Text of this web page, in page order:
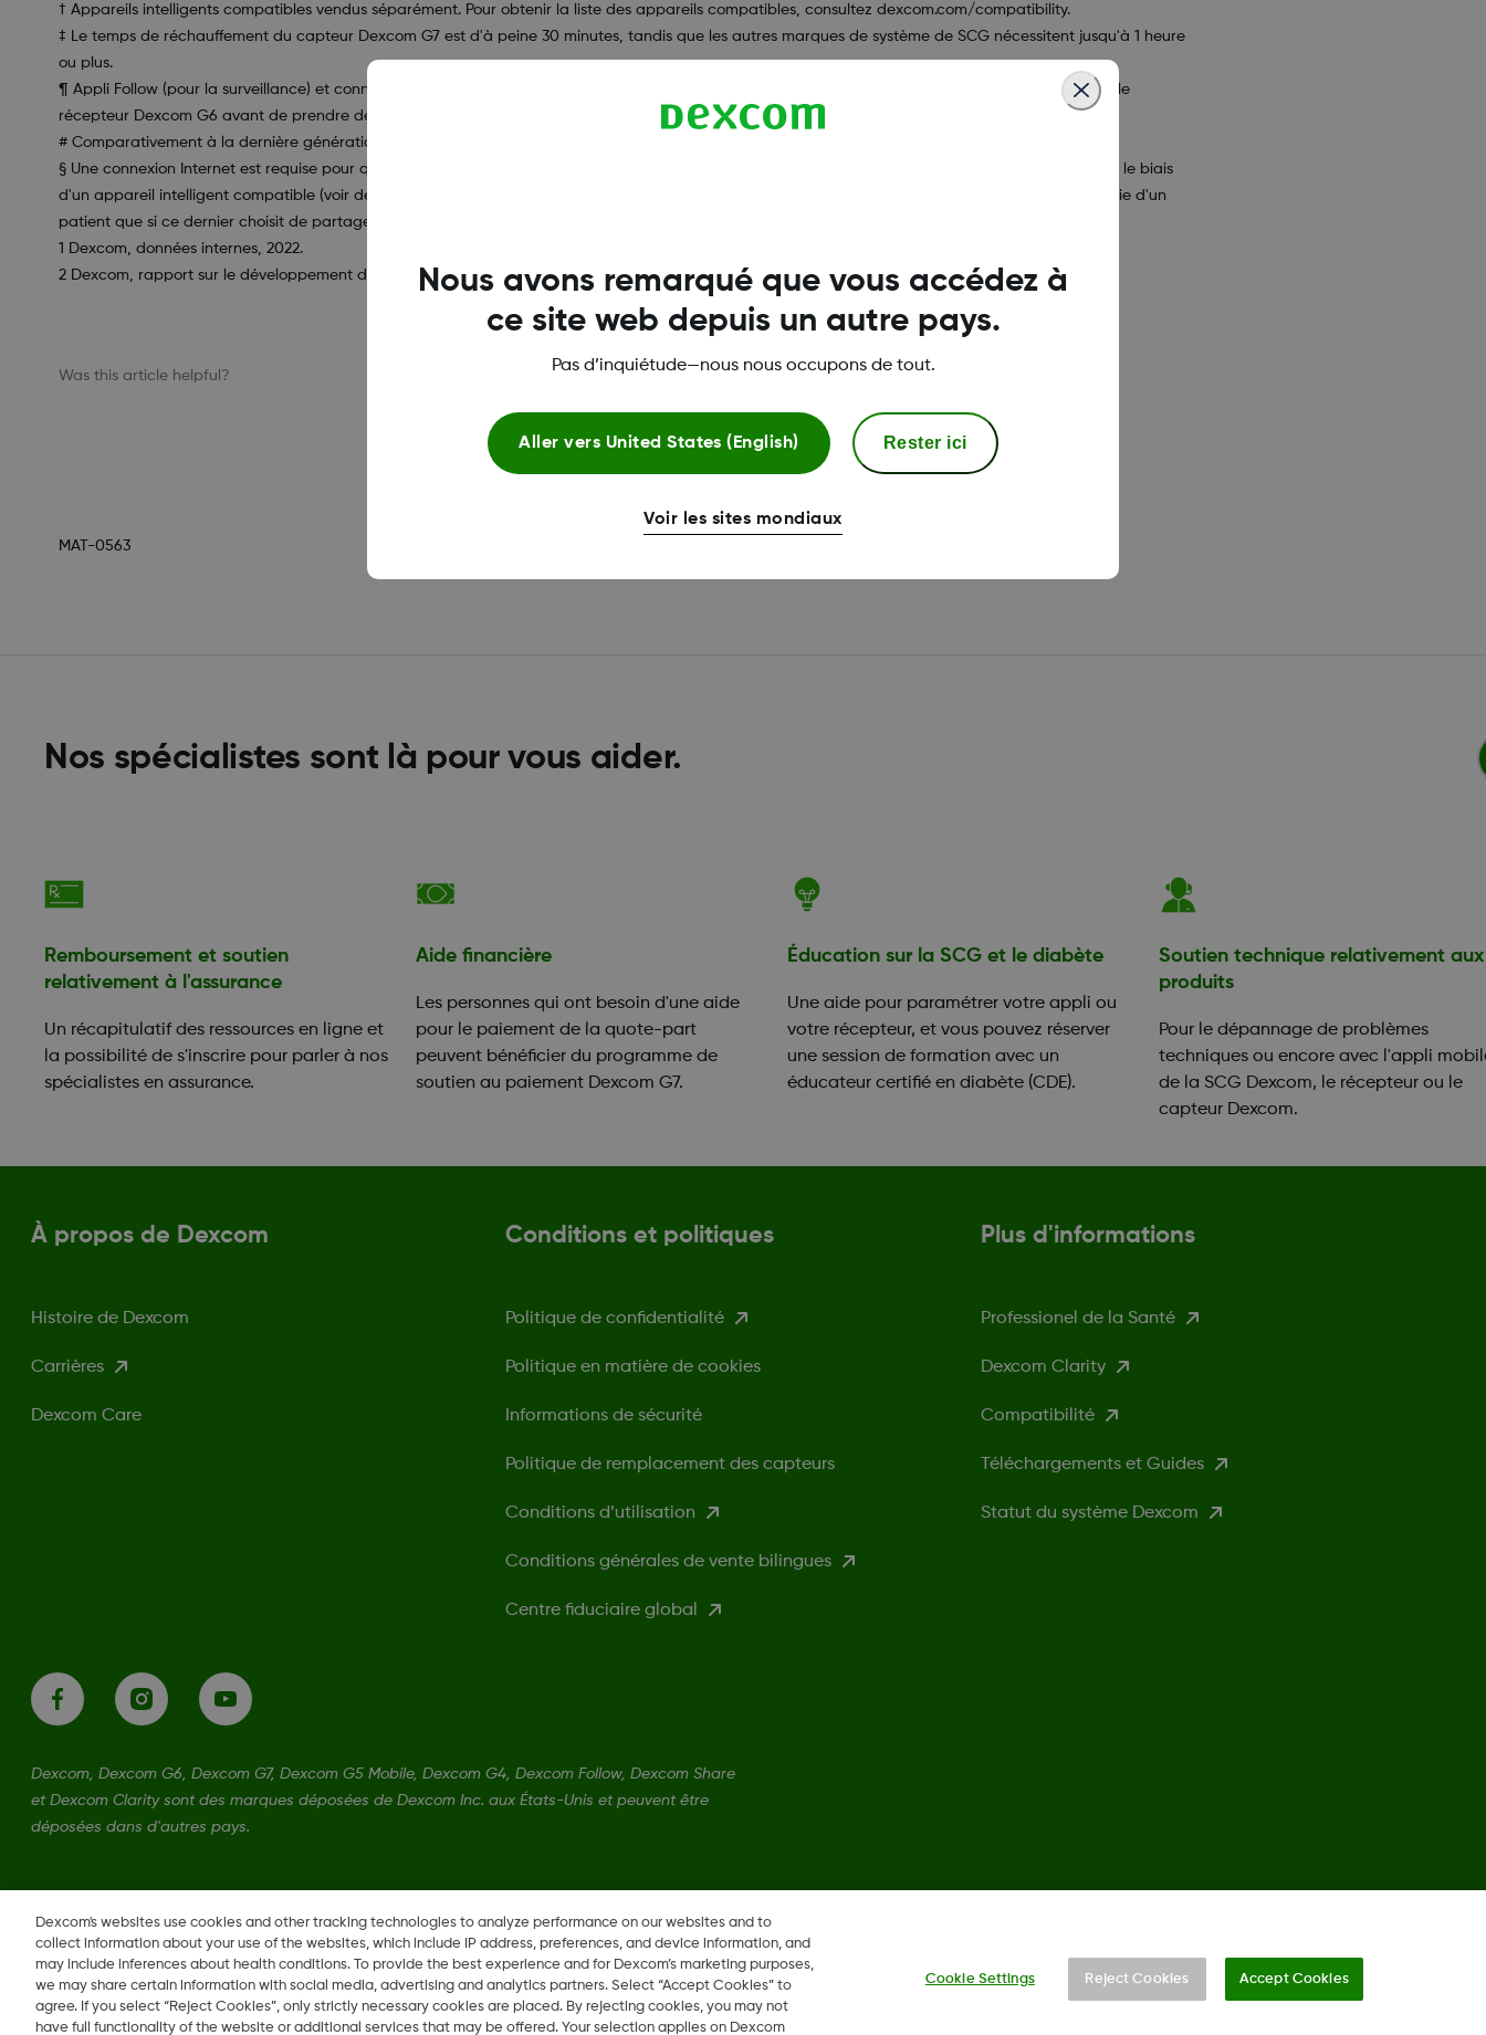
† Appareils intelligents compatibles vendus séparément. Pour obtenir la liste des appareils compatibles, consultez dexcom.com/compatibility.
‡ Le temps de réchauffement du capteur Dexcom G7 est d'à peine 30 minutes, tandis que les autres marques de système de SCG nécessitent jusqu'à 1 heure
ou plus.
¶ Appli Follow (pour la surveillance) et connexion Internet requises. Les utilisateurs doivent toujours confirmer les valeurs affichées dans l'appli ou sur le
récepteur Dexcom G6 avant de prendre des décisions thérapeutiques.
# Comparativement à la dernière génération du système de SCG Dexcom.
§ Une connexion Internet est requise pour que les patients puissent transférer les résultats pour leurs taux de glucose vers l'appli Dexcom Clarity par le biais
d'un appareil intelligent compatible (voir dexcom.com/compatibility). Les professionnels de la santé ne pourront consulter les valeurs pour la glycémie d'un
patient que si ce dernier choisit de partager ces données dans l'appli Dexcom Clarity.
1 Dexcom, données internes, 2022.
2 Dexcom, rapport sur le développement durable, 2023.
Was this article helpful?
MAT-0563
Nos spécialistes sont là pour vous aider.
Remboursement et soutien
relativement à l'assurance
Un récapitulatif des ressources en ligne et
la possibilité de s'inscrire pour parler à nos
spécialistes en assurance.
Aide financière
Les personnes qui ont besoin d'une aide
pour le paiement de la quote-part
peuvent bénéficier du programme de
soutien au paiement Dexcom G7.
Éducation sur la SCG et le diabète
Une aide pour paramétrer votre appli ou
votre récepteur, et vous pouvez réserver
une session de formation avec un
éducateur certifié en diabète (CDE).
Soutien technique relativement aux
produits
Pour le dépannage de problèmes
techniques ou encore avec l'appli
de la SCG Dexcom, le récepteur ou le
capteur Dexcom.
À propos de Dexcom
Histoire de Dexcom
Carrières
Dexcom Care
Conditions et politiques
Politique de confidentialité
Politique en matière de cookies
Informations de sécurité
Politique de remplacement des capteurs
Conditions d’utilisation
Conditions générales de vente bilingues
Centre fiduciaire global
Plus d'informations
Professionel de la Santé
Dexcom Clarity
Compatibilité
Téléchargements et Guides
Statut du système Dexcom
Dexcom, Dexcom G6, Dexcom G7, Dexcom G5 Mobile, Dexcom G4, Dexcom Follow, Dexcom Share
et Dexcom Clarity sont des marques déposées de Dexcom Inc. aux États-Unis et peuvent être
déposées dans d'autres pays.
CA
Modifier la région
Dexcom's websites use cookies and other tracking technologies to analyze performance on our websites and to
collect information about your use of the websites, which include IP address, preferences, and device information, and
may include inferences about health conditions. To provide the best experience and for Dexcom’s marketing purposes,
we may share certain information with social media, advertising and analytics partners. Select “Accept Cookies” to
agree. If you select “Reject Cookies”, only strictly necessary cookies are placed. By rejecting cookies, you may not
have full functionality of the website or additional services that may be offered. Your selection applies on Dexcom
Cookie Settings Reject Cookies Accept Cookies
Nous avons remarqué que vous accédez à
ce site web depuis un autre pays.
Pas d’inquiétude—nous nous occupons de tout.
Aller vers United States (English) Rester ici
Voir les sites mondiaux